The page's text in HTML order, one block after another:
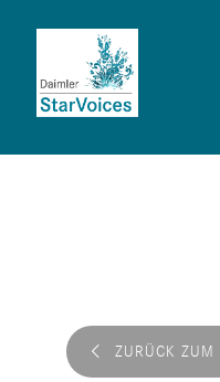
ZURÜCK ZUM